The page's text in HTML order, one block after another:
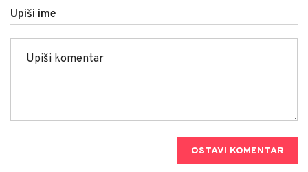
Upiši ime
OSTAVI KOMENTAR